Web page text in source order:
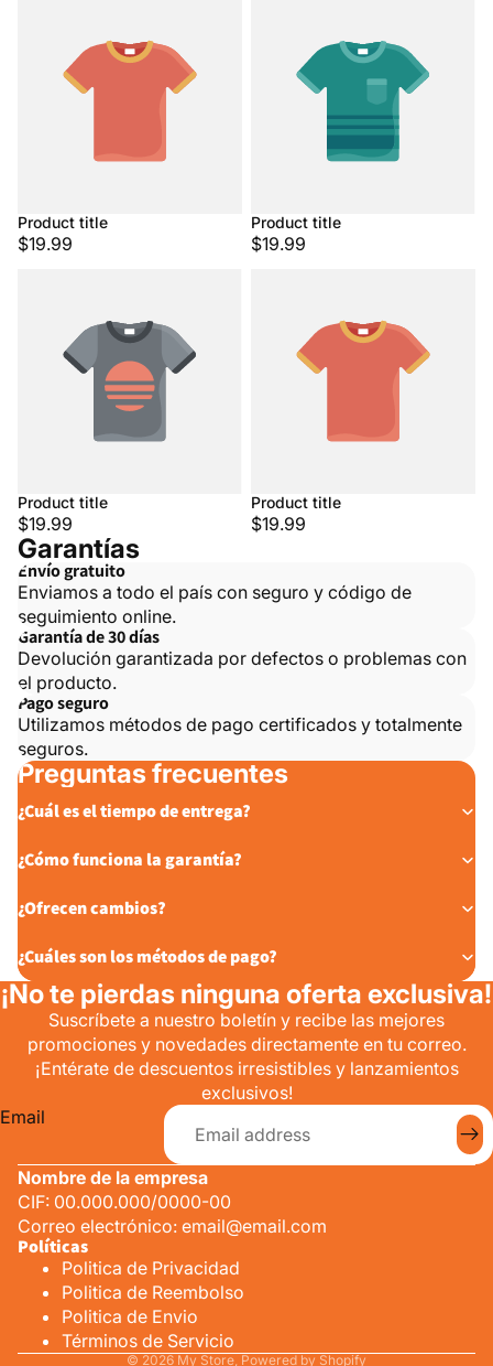
Product title
$19.99
Product title
$19.99
Product title
$19.99
Product title
$19.99
Garantías
Envío gratuito
Enviamos a todo el país con seguro y código de
seguimiento online.
Garantía de 30 días
Devolución garantizada por defectos o problemas con
el producto.
Pago seguro
Utilizamos métodos de pago certificados y totalmente
seguros.
Preguntas frecuentes
¿Cuál es el tiempo de entrega?
¿Cómo funciona la garantía?
¿Ofrecen cambios?
¿Cuáles son los métodos de pago?
¡No te pierdas ninguna oferta exclusiva!
Suscríbete a nuestro boletín y recibe las mejores
promociones y novedades directamente en tu correo.
¡Entérate de descuentos irresistibles y lanzamientos
exclusivos!
Email
Nombre de la empresa
CIF: 00.000.000/0000-00
Correo electrónico: email@email.com
Políticas
Politica de Privacidad
Politica de Reembolso
Politica de Envio
Términos de Servicio
© 2026 My Store, Powered by Shopify